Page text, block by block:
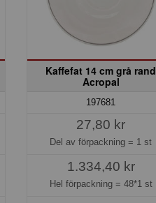
Kaffefat 14 cm grå rand
Acropal
197681
27,80 kr
Del av förpackning = 1 st
1.334,40 kr
Hel förpackning = 48*1 st